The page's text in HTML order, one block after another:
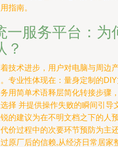
指南。
一服务平台：为
？
技术进步，用户对电脑与周边
专业性体现在：量身定制的
用简单术语释层简化转接步骤
择 并提供操作失败的瞬间引导
的建议为在不明文档之下的人
价过程中的次要环节预防为主
原厂后的信赖,从经济日常居家